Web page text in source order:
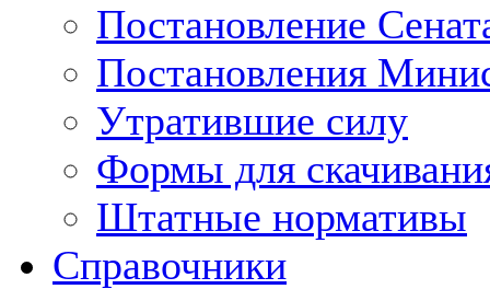
Постановление
Постановления
Утратившие силу
Формы для
Штатные нормативы
Справочники